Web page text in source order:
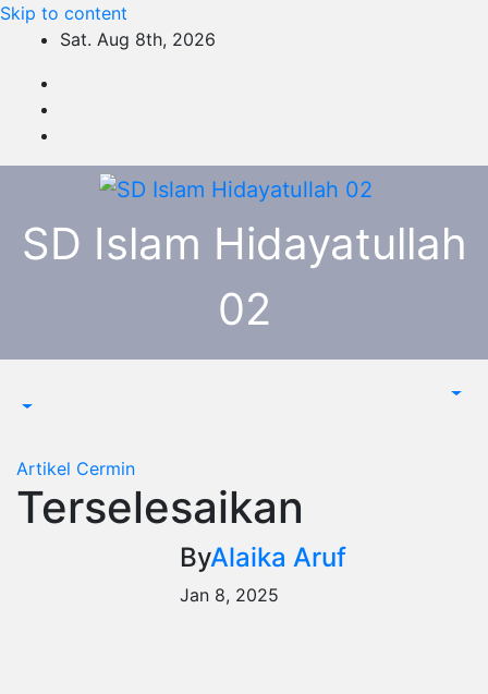
Skip to content
Sat. Aug 8th, 2026
SD Islam Hidayatullah
02
Artikel Cermin
Terselesaikan
ByAlaika Aruf
Jan 8, 2025